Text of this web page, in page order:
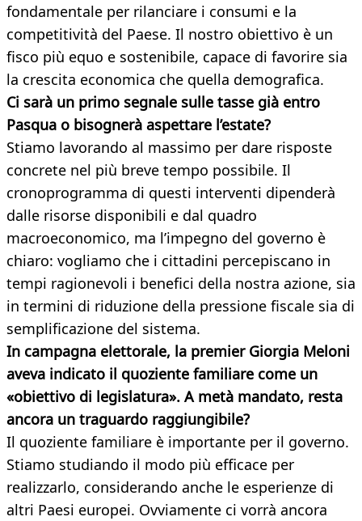
fondamentale per rilanciare i consumi e la
competitività del Paese. Il nostro obiettivo è un
fisco più equo e sostenibile, capace di favorire sia
la crescita economica che quella demografica.
Ci sarà un primo segnale sulle tasse già entro
Pasqua o bisognerà aspettare l’estate?
Stiamo lavorando al massimo per dare risposte
concrete nel più breve tempo possibile. Il
cronoprogramma di questi interventi dipenderà
dalle risorse disponibili e dal quadro
macroeconomico, ma l’impegno del governo è
chiaro: vogliamo che i cittadini percepiscano in
tempi ragionevoli i benefici della nostra azione, sia
in termini di riduzione della pressione fiscale sia di
semplificazione del sistema.
In campagna elettorale, la premier Giorgia Meloni
aveva indicato il quoziente familiare come un
«obiettivo di legislatura». A metà mandato, resta
ancora un traguardo raggiungibile?
Il quoziente familiare è importante per il governo.
Stiamo studiando il modo più efficace per
realizzarlo, considerando anche le esperienze di
altri Paesi europei. Ovviamente ci vorrà ancora